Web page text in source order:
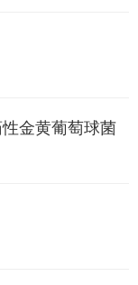
金黄葡萄球菌